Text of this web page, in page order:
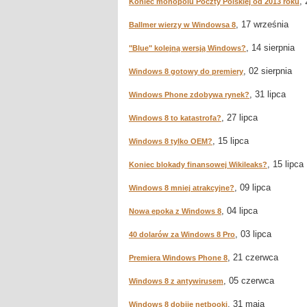
Ballmer wierzy w Windowsa 8, 17 września
"Blue" kolejną wersją Windows?, 14 sierpnia
Windows 8 gotowy do premiery, 02 sierpnia
Windows Phone zdobywa rynek?, 31 lipca
Windows 8 to katastrofa?, 27 lipca
Windows 8 tylko OEM?, 15 lipca
Koniec blokady finansowej Wikileaks?, 15 lipca
Windows 8 mniej atrakcyjne?, 09 lipca
Nowa epoka z Windows 8, 04 lipca
40 dolarów za Windows 8 Pro, 03 lipca
Premiera Windows Phone 8, 21 czerwca
Windows 8 z antywirusem, 05 czerwca
Windows 8 dobije netbooki, 31 maja